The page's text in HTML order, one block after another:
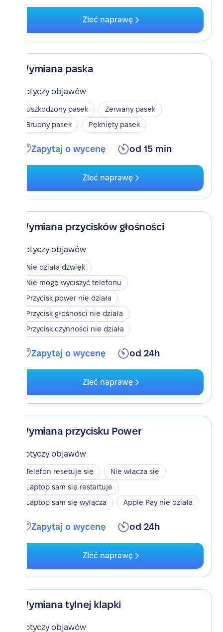
Zleć naprawę
Wymiana paska
Dotyczy objawów
Uszkodzony pasek
Zerwany pasek
Brudny pasek
Pęknięty pasek
Zapytaj o wycenę od 15 min
Zleć naprawę
Wymiana przycisków głośności
Dotyczy objawów
Nie działa dzwięk
Nie mogę wyciszyć telefonu
Przycisk power nie działa
Przycisk głośności nie działa
Przycisk czynności nie działa
Zapytaj o wycenę od 24h
Zleć naprawę
Wymiana przycisku Power
Dotyczy objawów
Telefon resetuje się
Nie włącza się
Laptop sam się restartuje
Laptop sam się wyłącza
Apple Pay nie działa
Zapytaj o wycenę od 24h
Zleć naprawę
Wymiana tylnej klapki
Dotyczy objawów